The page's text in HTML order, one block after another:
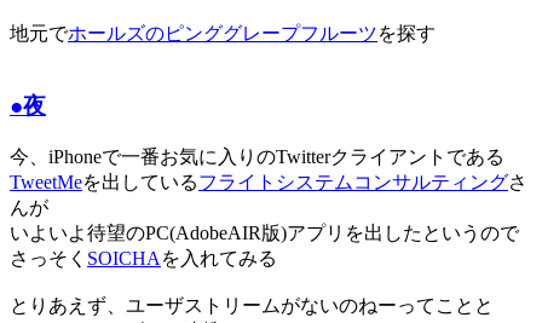
地元でホールズのピンググレープフルーツを探す
●夜
今、iPhoneで一番お気に入りのTwitterクライアントである
TweetMeを出しているフライトシステムコンサルティングさ
んが
いよいよ待望のPC(AdobeAIR版)アプリを出したというので
さっそく SOICHA を入れてみる
とりあえず、ユーザストリームがないのねーってことと